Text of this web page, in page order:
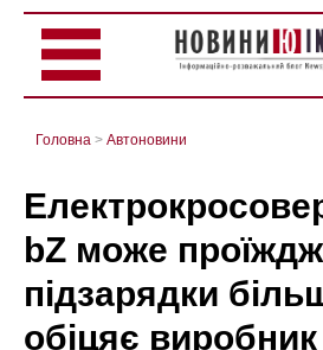
Головна > Автоновини
bZ може
підзарядки
обіцяє виробник